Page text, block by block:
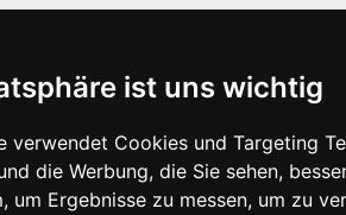
ist uns wichtig
verwendet Cookies und Targeting
die Werbung, die Sie sehen,
um Ergebnisse zu messen, um zu